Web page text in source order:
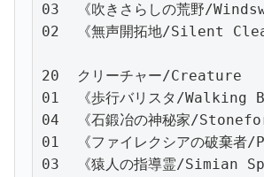
03  《吹きさらしの荒野/
02  《無声開拓地/Silent
20  クリーチャー/Creature
01  《歩行バリスタ/Walking
04  《石鍛冶の神秘家/
01  《ファイレクシアの破棄
03  《猿人の指導霊/Simian